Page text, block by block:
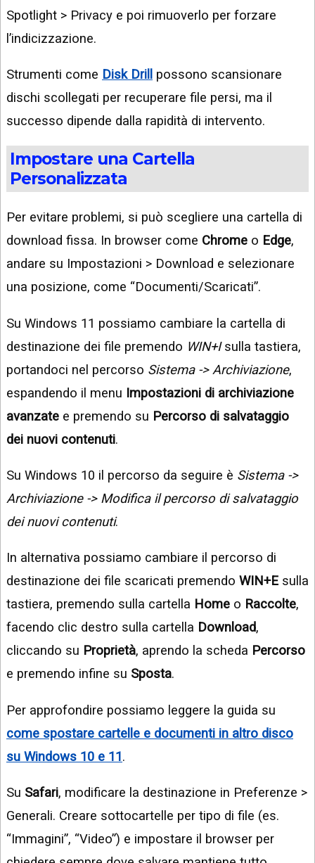
Spotlight > Privacy e poi rimuoverlo per forzare
l’indicizzazione.
Strumenti come Disk Drill
possono scansionare
dischi scollegati per recuperare file persi, ma il
successo dipende dalla rapidità di intervento.
Impostare una Cartella
Personalizzata
Per evitare problemi, si può scegliere una cartella di
download fissa. In browser come Chrome o Edge,
andare su Impostazioni > Download e selezionare
una posizione, come “Documenti/Scaricati”.
Su Windows 11 possiamo cambiare la cartella di
destinazione dei file premendo WIN+Isulla tastiera,
portandoci nel percorso Sistema -> Archiviazione,
espandendo il menu Impostazioni di archiviazione
avanzate e premendo su Percorso di salvataggio
dei nuovi contenuti.
Su Windows 10 il percorso da seguire è Sistema ->
Archiviazione -> Modifica il percorso di salvataggio
dei nuovi contenuti.
In alternativa possiamo cambiare il percorso di
destinazione dei file scaricati premendo WIN+E sulla
tastiera, premendo sulla cartella Home o Raccolte,
facendo clic destro sulla cartella Download,
cliccando su Proprietà, aprendo la scheda Percorso
e premendo infine su Sposta.
Per approfondire possiamo leggere la guida su
come spostare cartelle e documenti in altro disco
su Windows 10 e 11.
Su Safari, modificare la destinazione in Preferenze >
Generali. Creare sottocartelle per tipo di file (es.
“Immagini”, “Video”) e impostare il browser per